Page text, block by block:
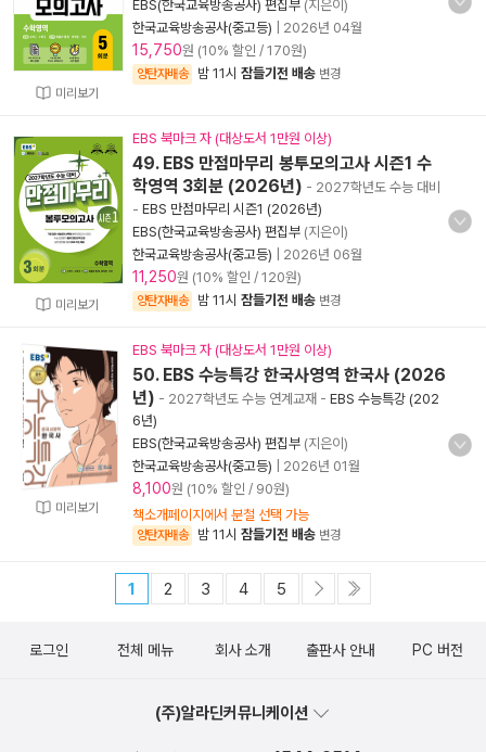
미리보기
EBS(한국교육방송공사) 편집부 (지은이)
한국교육방송공사(중고등)
2026년 04월
15,750원 (10% 할인 / 170원)
양탄자배송 밤 11시 잠들기전 배송 변경
미리보기
EBS 북마크 자 (대상도서 1만원 이상)
49. EBS 만점마무리 봉투모의고사 시즌1 수
학영역 3회분 (2026년) - 2027학년도 수능 대비
- EBS 만점마무리 시즌1 (2026년)
EBS(한국교육방송공사) 편집부 (지은이)
한국교육방송공사(중고등)
2026년 06월
11,250원 (10% 할인 / 120원)
양탄자배송 밤 11시 잠들기전 배송 변경
미리보기
EBS 북마크 자 (대상도서 1만원 이상)
50. EBS 수능특강 한국사영역 한국사 (2026
년) - 2027학년도 수능 연계교재 - EBS 수능특강 (202
6년)
EBS(한국교육방송공사) 편집부 (지은이)
한국교육방송공사(중고등)
2026년 01월
8,100원 (10% 할인 / 90원)
책소개페이지에서 분철 선택 가능
양탄자배송 밤 11시 잠들기전 배송 변경
1 2 3 4 5
로그인 전체 메뉴 회사 소개 출판사 안내 PC 버전
(주)알라딘커뮤니케이션